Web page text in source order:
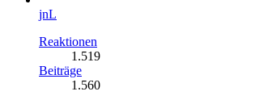
jnL
Reaktionen
1.519
Beiträge
1.560